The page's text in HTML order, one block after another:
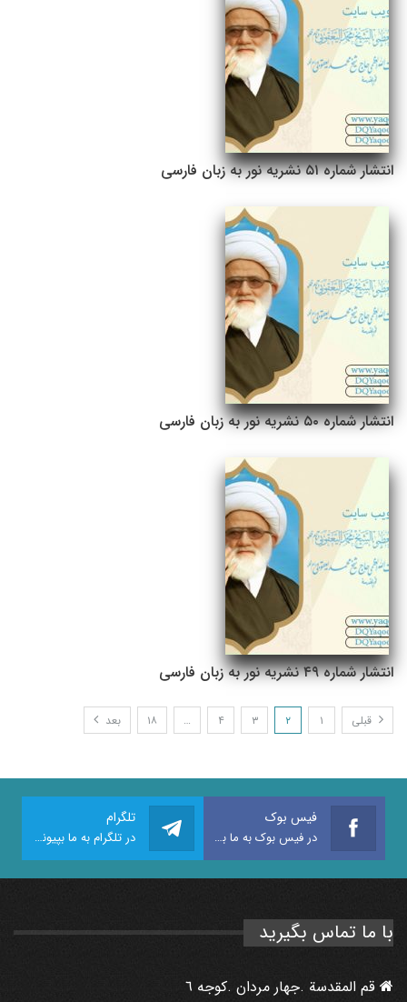
انتشار شماره ۵۱ نشریه نور به زبان فارسی
انتشار شماره ۵۰ نشریه نور به زبان فارسی
انتشار شماره ۴۹ نشریه نور به زبان فارسی
قبلی ۱ ۲ ۳ ۴ … ۱۸ بعد
فیس بوک
در فیس بوک به ما بپیوندید
تلگرام
در تلگرام به ما بپیوندید
با ما تماس بگیرید
قم المقدسة .جهار مردان .كوجه ٦